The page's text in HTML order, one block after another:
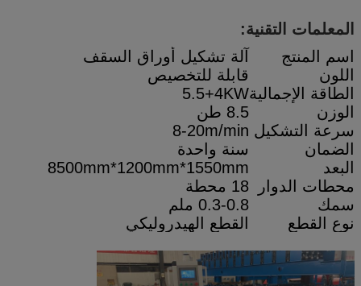
المعلمات التقنية:
اسم المنتج
آلة تشكيل أوراق السقف
اللون
قابلة للتخصيص
الطاقة الإجمالية5.5+4KW
الوزن
8.5 طن
سرعة التشكيل 8-20m/min
الضمان
سنة واحدة
البعد
8500mm*1200mm*1550mm
محطات الدوار
18 محطة
سمك
0.3-0.8 ملم
نوع القطع
القطع الهيدروليكي